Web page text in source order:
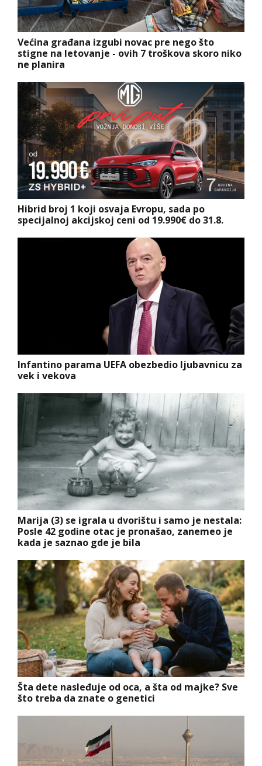
Većina građana izgubi novac pre nego što
stigne na letovanje - ovih 7 troškova skoro niko
ne planira
Hibrid broj 1 koji osvaja Evropu, sada po
specijalnoj akcijskoj ceni od 19.990€ do 31.8.
Infantino parama UEFA obezbedio ljubavnicu za
vek i vekova
Marija (3) se igrala u dvorištu i samo je nestala:
Posle 42 godine otac je pronašao, zanemeo je
kada je saznao gde je bila
Šta dete nasleđuje od oca, a šta od majke? Sve
što treba da znate o genetici